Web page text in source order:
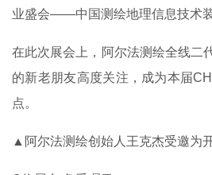
业盛会——中国测绘地理信息技术
在此次展会上，阿尔法测绘全线二
的新老朋友高度关注，成为本届
点。
▲阿尔法测绘创始人王克杰受邀为